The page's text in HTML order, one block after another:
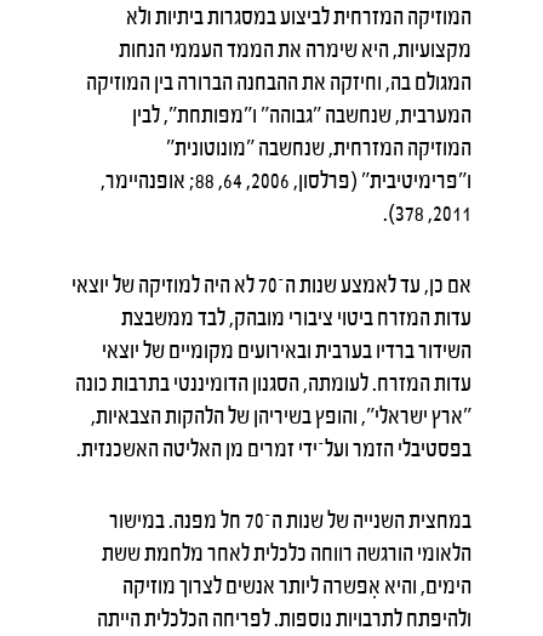
המוזיקה המזרחית לביצוע במסגרות ביתיות ולא
מקצועיות, היא שימרה את הממד העממי הנחות
המגולם בה, וחיזקה את ההבחנה הברורה בין המוזיקה
המערבית, שנחשבה "גבוהה" ו"מפותחת", לבין
המוזיקה המזרחית, שנחשבה "מונוטונית"
ו"פרימיטיבית" (פרלסון, 2006, 64, 88; אופנהיימר,
2011, 378).
אם כן, עד לאמצע שנות ה־70 לא היה למוזיקה של יוצאי
עדות המזרח ביטוי ציבורי מובהק, לבד ממשבצת
השידור ברדיו בערבית ובאירועים מקומיים של יוצאי
עדות המזרח. לעומתה, הסגנון הדומיננטי בתרבות כונה
"ארץ ישראלי", והופץ בשיריהן של הלהקות הצבאיות,
בפסטיבלי הזמר ועל־ידי זמרים מן האליטה האשכנזית.
במחצית השנייה של שנות ה־70 חל מפנה. במישור
הלאומי הורגשה רווחה כלכלית לאחר מלחמת ששת
הימים, והיא אִפשרה ליותר אנשים לצרוך מוזיקה
ולהיפתח לתרבויות נוספות. לפריחה הכלכלית הייתה